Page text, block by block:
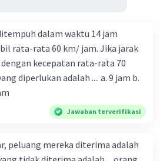
dalam waktu 14 jam
rata-rata 60 km/ jam. Jika jarak
kecepatan rata-rata 70
adalah .... a. 9 jam b.
jam
Jawaban terverifikasi
peluang mereka diterima adalah